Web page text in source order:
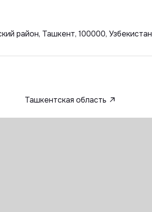
район, Ташкент, 100000, Узбекистан
Ташкентская область